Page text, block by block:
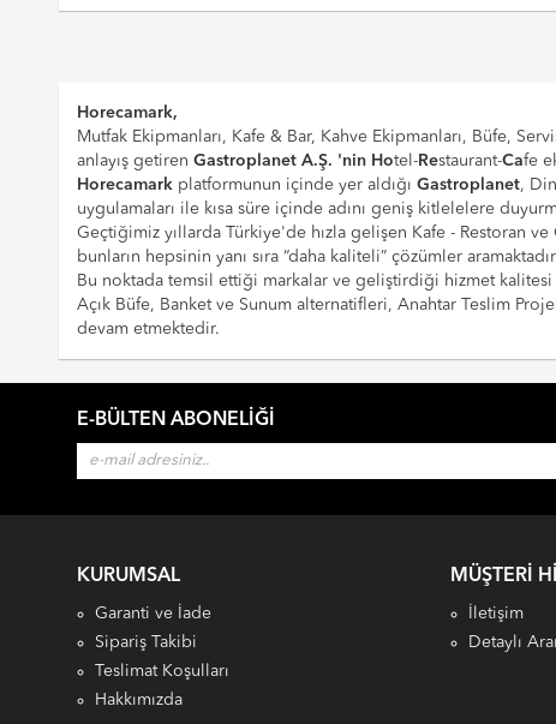
Horecamark,
Mutfak Ekipmanları, Kafe & Bar, Kahve Ekipmanları, Büfe,
anlayış getiren Gastroplanet A.Ş. 'nin Hotel-Restaurant-Cafe
Horecamarkplatformunun içinde yer aldığı Gastroplanet,
uygulamaları ile kısa süre içinde adını geniş kitlelelere
Geçtiğimiz yıllarda Türkiye'de hızla gelişen Kafe - Restoran
bunların hepsinin yanı sıra “daha kaliteli” çözümler
Bu noktada temsil ettiği markalar ve geliştirdiği hizmet
Açık Büfe, Banket ve Sunum alternatifleri, Anahtar Teslim
devam etmektedir.
E-BÜLTEN ABONELIĞI
KURUMSAL
Garanti ve İade
Sipariş Takibi
Teslimat Koşulları
Hakkımızda
MÜŞTERI
İletişim
Detaylı